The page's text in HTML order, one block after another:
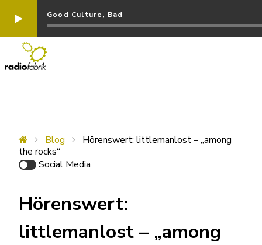
Good Culture, Bad
Blog
Hörenswert: littlemanlost – „among
the rocks“
Social Media
Hörenswert:
littlemanlost – „among